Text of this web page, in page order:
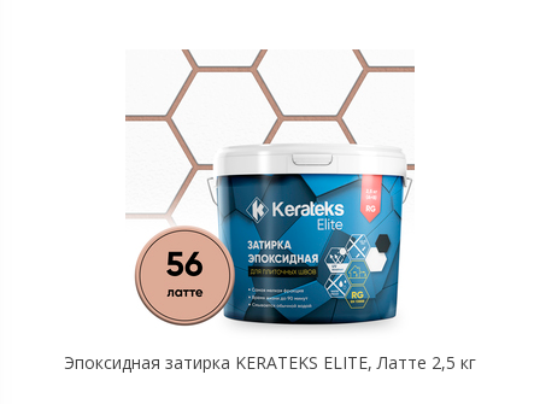
Эпоксидная затирка KERATEKS ELITE, Латте 2,5 кг